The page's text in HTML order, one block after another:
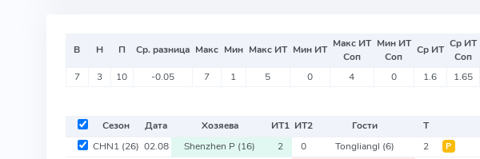
В Н П Ср. разница Макс Мин Макс ИТ Мин ИТ Макс ИТ
Соп
Мин ИТ
Соп
Ср ИТ Ср ИТ
Соп
7 3 10 -0.05 7 1 5 0 4 0 1.6 1.65
Сезон Дата Хозяева ИТ1 ИТ2 Гости Т
CHN1 (26) 02.08 Shenzhen P (16) 2 0 Tongliangl (6) 2 Р